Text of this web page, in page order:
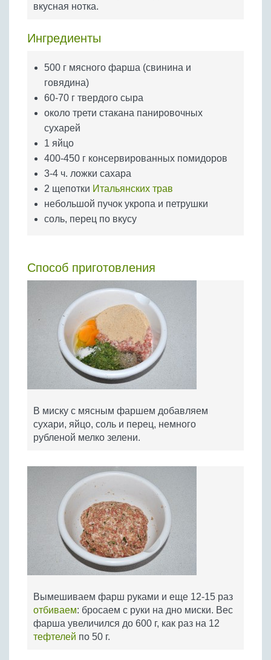
Бобовые
Крупы
вкусная нотка.
Ингредиенты
500 г мясного фарша (свинина и
говядина)
60-70 г твердого сыра
около трети стакана панировочных
сухарей
1 яйцо
400-450 г консервированных помидоров
3-4 ч. ложки сахара
2 щепотки Итальянских трав
небольшой пучок укропа и петрушки
соль, перец по вкусу
Способ приготовления
В миску с мясным фаршем добавляем
сухари, яйцо, соль и перец, немного
рубленой мелко зелени.
Вымешиваем фарш руками и еще 12-15 раз
отбиваем: бросаем с руки на дно миски. Вес
фарша увеличился до 600 г, как раз на 12
тефтелей по 50 г.